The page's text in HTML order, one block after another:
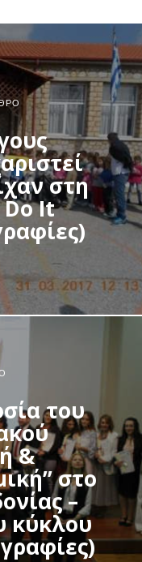
στη
Do It
του
&
στο
–
κύκλου